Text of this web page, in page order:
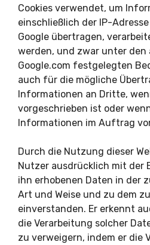
Cookies verwendet, um
einschließlich der IP-
Google übertragen,
werden, und zwar unter den
Google.com festgelegten
auch für die mögliche
Informationen an Dritte,
vorgeschrieben ist oder
Informationen im Auftrag
Durch die Nutzung dieser
Nutzer ausdrücklich mit der
ihn erhobenen Daten in der
Art und Weise und zu dem
einverstanden. Er erkennt
die Verarbeitung solcher
zu verweigern, indem er die